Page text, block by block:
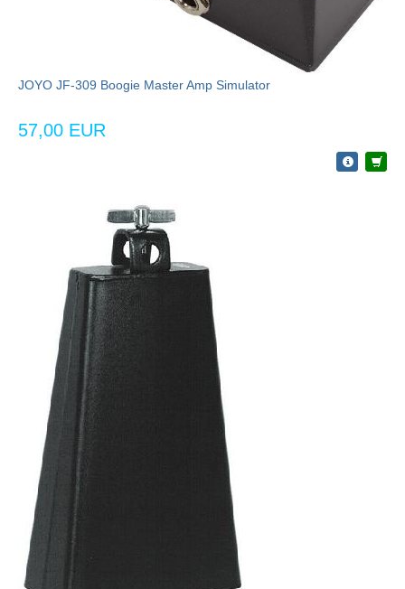
JOYO JF-309 Boogie Master Amp Simulator
57,00 EUR